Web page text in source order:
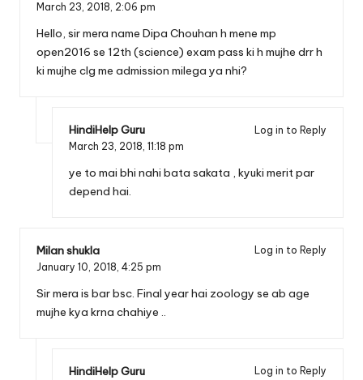
March 23, 2018, 2:06 pm
Hello, sir mera name Dipa Chouhan h mene mp
open2016 se 12th (science) exam pass ki h mujhe drr h
ki mujhe clg me admission milega ya nhi?
HindiHelp Guru
Log in to Reply
March 23, 2018, 11:18 pm
ye to mai bhi nahi bata sakata , kyuki merit par
depend hai.
Milan shukla
Log in to Reply
January 10, 2018, 4:25 pm
Sir mera is bar bsc. Final year hai zoology se ab age
mujhe kya krna chahiye ..
HindiHelp Guru
Log in to Reply